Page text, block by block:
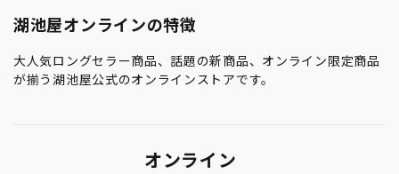
湖池屋オンラインの特徴
大人気ロングセラー商品、話題の新商品、オンライン限定商品
が揃う湖池屋公式のオンラインストアです。
オンライン